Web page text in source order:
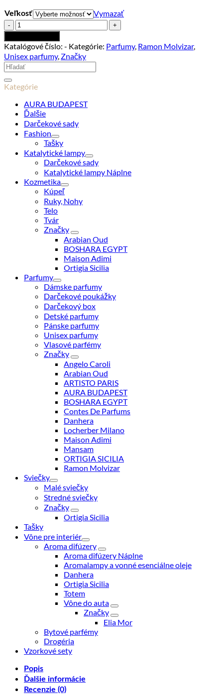
Veľkosť
Vymazať
množstvo
Musk
Oriental
Goldskin
100ml
Katalógové číslo: - Kategórie: Parfumy, Ramon Molvizar,
Unisex parfumy, Značky
Hľadať:
Kategórie
AURA BUDAPEST
Ďalšie
Darčekové sady
Fashion
Tašky
Katalytické lampy
Darčekové sady
Katalytické lampy Náplne
Kozmetika
Kúpeľ
Ruky, Nohy
Telo
Tvár
Značky
Arabian Oud
BOSHARA EGYPT
Maison Adimi
Ortigia Sicilia
Parfumy
Dámske parfumy
Darčekové poukážky
Darčekový box
Detské parfumy
Pánske parfumy
Unisex parfumy
Vlasové parfémy
Značky
Angelo Caroli
Arabian Oud
ARTISTO PARIS
AURA BUDAPEST
BOSHARA EGYPT
Contes De Parfums
Danhera
Locherber Milano
Maison Adimi
Mansam
ORTIGIA SICILIA
Ramon Molvizar
Sviečky
Malé sviečky
Stredné sviečky
Značky
Ortigia Sicilia
Tašky
Vône pre interiér
Aroma difúzery
Aroma difúzery Náplne
Aromalampy a vonné esenciálne oleje
Danhera
Ortigia Sicilia
Totem
Vône do auta
Značky
Elia Mor
Bytové parfémy
Drogéria
Vzorkové sety
Popis
Ďalšie informácie
Recenzie (0)